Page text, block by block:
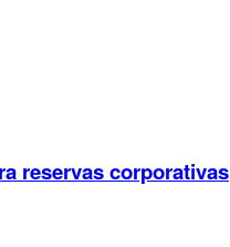
reservas corporativas